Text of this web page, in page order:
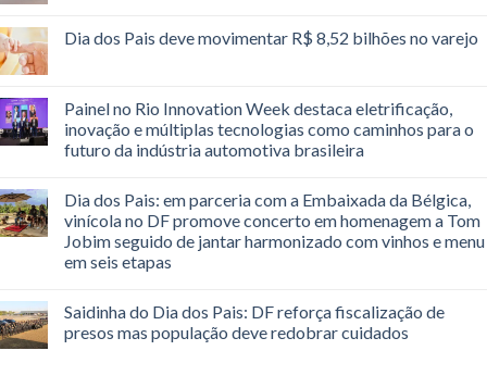
Dia dos Pais deve movimentar R$ 8,52 bilhões no varejo
Painel no Rio Innovation Week destaca eletrificação,
inovação e múltiplas tecnologias como caminhos para o
futuro da indústria automotiva brasileira
Dia dos Pais: em parceria com a Embaixada da Bélgica,
vinícola no DF promove concerto em homenagem a Tom
Jobim seguido de jantar harmonizado com vinhos e menu
em seis etapas
Saidinha do Dia dos Pais: DF reforça fiscalização de
presos mas população deve redobrar cuidados